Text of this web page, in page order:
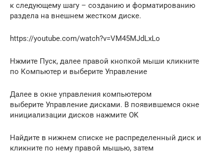
к следующему шагу – созданию и форматированию
раздела на внешнем жестком диске.
https://youtube.com/watch?v=VM45MJdLxLo
Нжмите Пуск, далее правой кнопкой мыши кликните
по Компьютер и выберите Управление
Далее в окне управления компьютером
выберите Управление дисками. В появившемся окне
инициализации дисков нажмите OK
Найдите в нижнем списке не распределенный диск и
кликните по нему правой мышью, затем